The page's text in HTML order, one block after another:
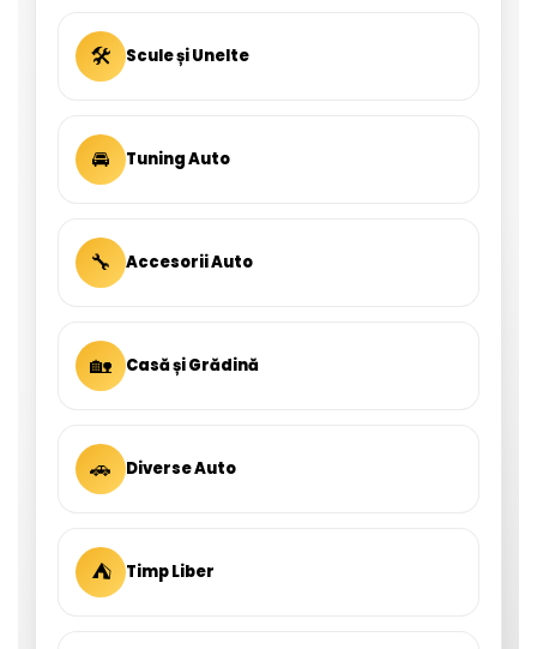
🛠 Scule și Unelte
🚘 Tuning Auto
🔧 Accesorii Auto
🏡 Casă și Grădină
🚗 Diverse Auto
⛺ Timp Liber